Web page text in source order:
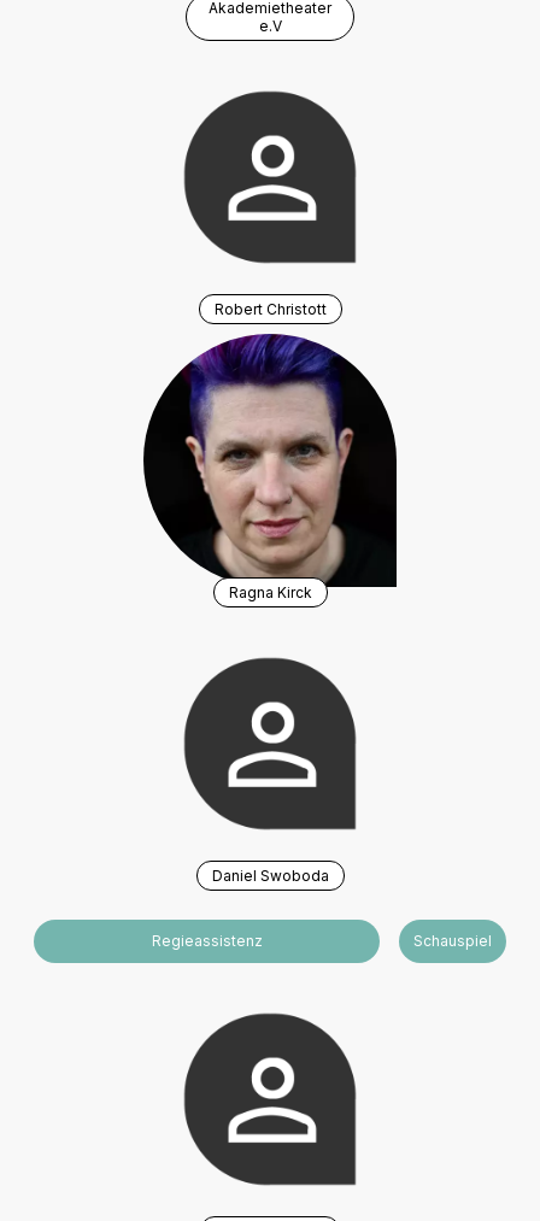
Akademietheater
e.V
Robert Christott
Ragna Kirck
Daniel Swoboda
Regieassistenz Schauspiel